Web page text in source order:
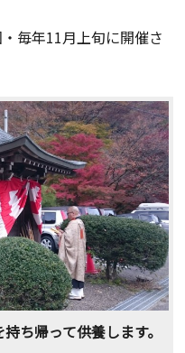
毎年11月上旬に開催さ
ち帰って供養します。